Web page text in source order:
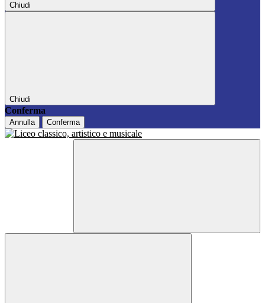
Chiudi
Chiudi
Conferma
Annulla Conferma